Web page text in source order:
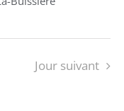
Jour suivant